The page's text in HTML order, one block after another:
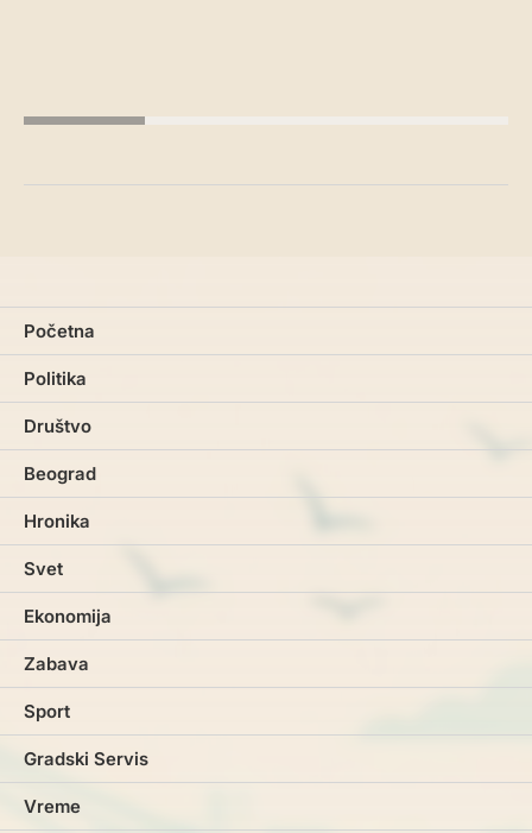
Početna
Politika
Društvo
Beograd
Hronika
Svet
Ekonomija
Zabava
Sport
Gradski Servis
Vreme